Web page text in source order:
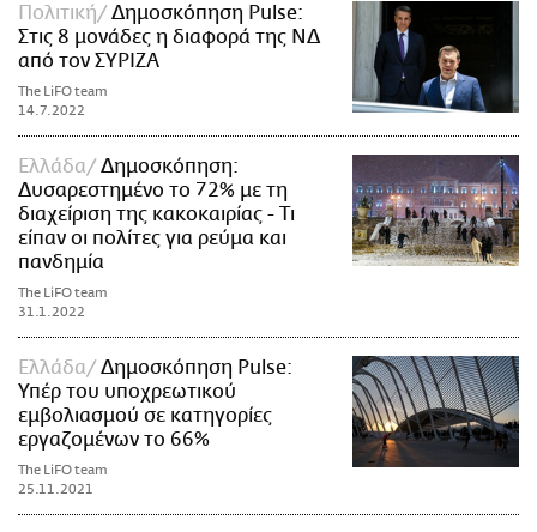
Πολιτική
Δημοσκόπηση Pulse:
Στις 8 μονάδες η διαφορά της ΝΔ
από τον ΣΥΡΙΖΑ
The LiFO team
14.7.2022
Ελλάδα
Δημοσκόπηση:
Δυσαρεστημένο το 72% με τη
διαχείριση της κακοκαιρίας - Τι
είπαν οι πολίτες για ρεύμα και
πανδημία
The LiFO team
31.1.2022
Ελλάδα
Δημοσκόπηση Pulse:
Υπέρ του υποχρεωτικού
εμβολιασμού σε κατηγορίες
εργαζομένων το 66%
The LiFO team
25.11.2021